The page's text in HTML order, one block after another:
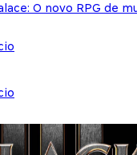
O novo RPG de